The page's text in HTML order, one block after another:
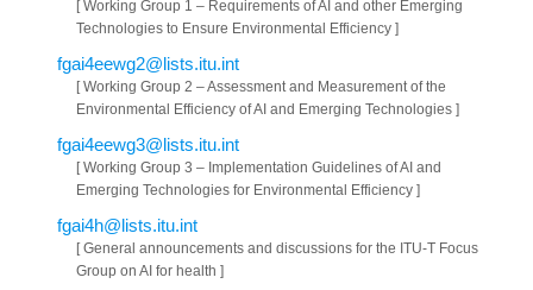
[ Working Group 1 – Requirements of AI and other Emerging
Technologies to Ensure Environmental Efficiency ]
fgai4eewg2@lists.itu.int
[ Working Group 2 – Assessment and Measurement of the
Environmental Efficiency of AI and Emerging Technologies ]
fgai4eewg3@lists.itu.int
[ Working Group 3 – Implementation Guidelines of AI and
Emerging Technologies for Environmental Efficiency ]
fgai4h@lists.itu.int
[ General announcements and discussions for the ITU-T Focus
Group on AI for health ]